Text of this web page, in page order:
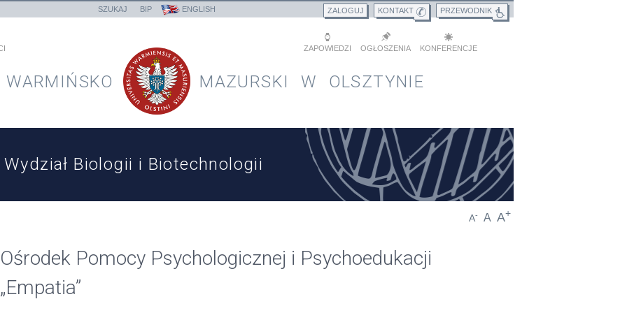
SZUKAJ BIP ENGLISH PRZEWODNIK
KONTAKT
ZALOGUJ
KONFERENCJE
OGŁOSZENIA
ZAPOWIEDZI
WARMIŃSKO MAZURSKI W OLSZTYNIE
Wydział Biologii i Biotechnologii
A- A A+
Ośrodek Pomocy Psychologicznej i Psychoedukacji
„Empatia”